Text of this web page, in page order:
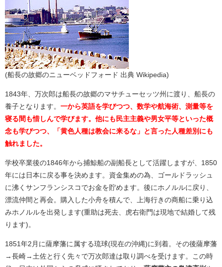
(船長の故郷のニューベッドフォード 出典 Wikipedia)
1843年、万次郎は船長の故郷のマサチューセッツ州に渡り、船長の
養子となります。 一から英語を学びつつ、数学や航海術、測量等を
寝る間も惜しんで学びます。他にも民主主義や男女平等といった概
念も学びつつ、「黄色人種は教会に来るな」と言った人種差別にも
触れました。
学校卒業後の1846年から捕鯨船の副船長として活躍しますが、1850
年には日本に戻る事を決めます。資金集めの為、ゴールドラッシュ
に沸くサンフランシスコでお金を貯めます。後にホノルルに戻り、
漂流仲間と再会。購入した小舟を積んで、上海行きの商船に乗り込
みホノルルを出発します(重助は死去、虎右衛門は現地で結婚して残
ります)。
1851年2月に薩摩藩に属する琉球(現在の沖縄)に到着。その後薩摩藩
→長崎→土佐と行く先々で万次郎達は取り調べを受けます。この時